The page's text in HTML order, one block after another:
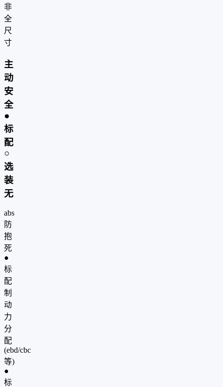
非
全
尺
寸
主
动
安
全
●
标
配
○
选
装
无
abs
防
抱
死
●
标
配
制
动
力
分
配
(ebd/cbc
等)
●
标